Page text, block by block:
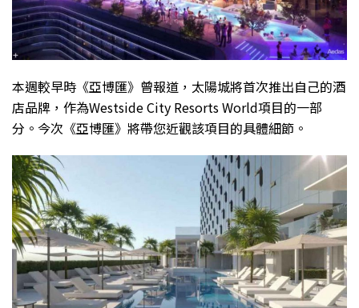
本週較早時《亞博匯》曾報道，太陽城將首次推出自己的酒
店品牌，作為Westside City Resorts World項目的一部
分。今次《亞博匯》將帶您近觀該項目的具體細節。